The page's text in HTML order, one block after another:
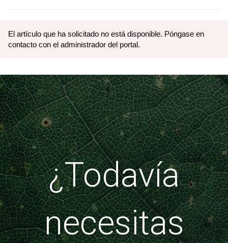
El artículo que ha solicitado no está disponible. Póngase en
contacto con el administrador del portal.
¿Todavía
necesitas